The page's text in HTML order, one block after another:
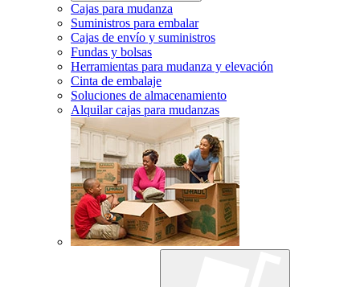
Cajas para mudanza
Suministros para embalar
Cajas de envío y suministros
Fundas y bolsas
Herramientas para mudanza y elevación
Cinta de embalaje
Soluciones de almacenamiento
Alquilar cajas para mudanzas